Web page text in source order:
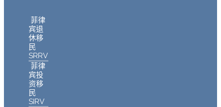
菲律
宾退
休移
民
SRRV
菲律
宾投
资移
民
SIRV